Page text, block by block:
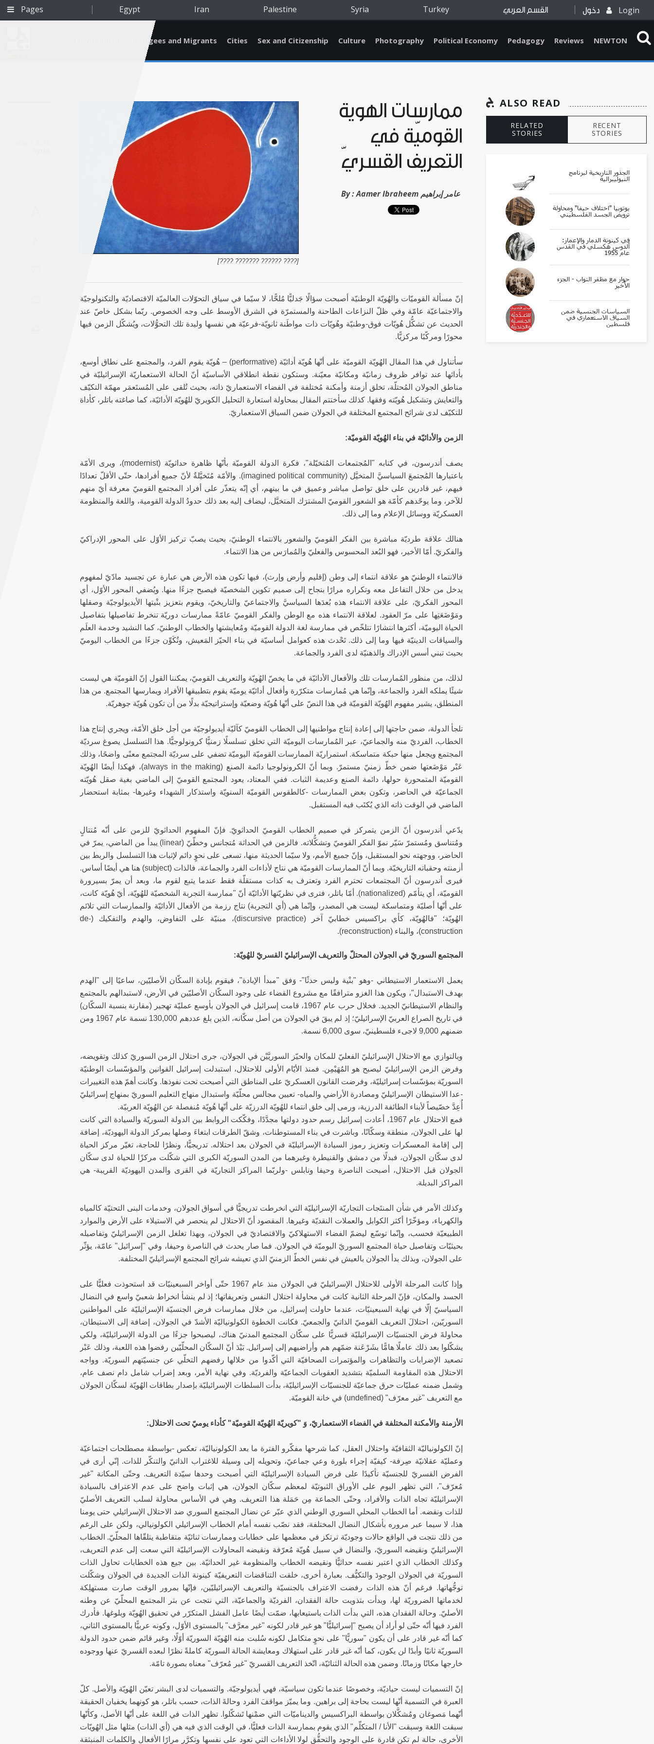
Pages Egypt Iran Palestine Syria Turkey القسم العربي دخول Login
Refugees and Migrants Cities Sex and Citizenship Culture Photography Political Economy Pedagogy Reviews NEWTON
[???? ?????? ??????? ????]
ممارسات الهُويّة
القوميّة في
التعريف القسريّ
By : Aamer Ibraheem عامر إبراهيم
إنّ مسألة القوميّات والهُويّة الوطنيّة أصبحت سؤالًا جَدليًّا مُلحًّا، لا سيّما في سياق التحوّلات العالميّة الاقتصاديّة والتكنولوجيّة
والاجتماعيّة عامّة وفي ظلّ النزاعات الطاحنة والمستمرّة في الشرق الأوسط على وجه الخصوص. ربّما بشكل خاصّ عند
الحديث عن تشكُّل هُويّات فوق-وطنيّة وهُويّات ذات مواطَنة ثانويّة-فرعيّة هي نفسها وليدة تلك التحوُّلات، ويُشكّل الزمن فيها
محورًا ومركّبًا مركزيًّا.
سأتناول في هذا المقال الهُويّة القوميّة على أنّها هُويّة أدائيّة (performative) – هُويّة يقوم الفرد، والمجتمع على نطاق أوسع،
بأدائها عند توافر ظروف زمانيّة ومكانيّة معيّنة. وستكون نقطة انطلاقي الأساسيّة أنّ الحالة الاستعماريّة الإسرائيليّة في
مناطق الجولان المُحتلّة، تخلق أزمنة وأمكنة مُختلفة في الفضاء الاستعماريّ ذاته، بحيث تُلقى على المُستَعمَر مهمّة التكيّف
والتعايش وتشكيل هُويّته وَفقها. كذلك سأختتم المقال بمحاولة استعارة التحليل الكويريّ للهُويّة الأدائيّة، كما صاغته باتلر، كأداة
للتكيّف لدى شرائح المجتمع المختلفة في الجولان ضمن السياق الاستعماريّ.
الزمن والأدائيّة في بناء الهُويّة القوميّة:
يصف أندرسون، في كتابه "المُجتمعات المُتخيّلة"، فكرة الدولة القوميّة بأنّها ظاهرة حداثويّة (modernist)، ويرى الأمّة
باعتبارها المُجتمعَ السياسيَّ المتخيَّل (imagined political community). والأمّة مُتَخيَّلةٌ لأنّ جميع أفرادها، حتّى الأقلّ تعدادًا
فيهم، غير قادرين على خلق تواصل مباشر وعميق في ما بينهم، أي إنّه يتعذّر على أفراد المجتمع القوميّ معرفة أيّ منهم
للآخر، وما يوحّدهم كأمّة هو الشعور القوميّ المشترَك المتخيَّل، ليضاف إليه بعد ذلك حدودُ الدولة القومية، واللغة والمنظومة
العسكريّة ووسائل الإعلام وما إلى ذلك.
هنالك علاقة طرديّة مباشرة بين الفكر القوميّ والشعور بالانتماء الوطنيّ، بحيث يصبّ تركيز الأوّل على المحور الإدراكيّ
والفكريّ. أمّا الأخير، فهو البُعد المحسوس والفعليّ والمُمارَس من هذا الانتماء.
فالانتماء الوطنيّ هو علاقة انتماء إلى وطن (إقليم وأرض وإرث)، فيها تكون هذه الأرض هي عبارة عن تجسيد مادّيّ لمفهوم
يدخل من خلال التفاعل معه وتكراره مرارًا بنجاح إلى صميم تكوين الشخصيّة فيصبح جزءًا منها. ويُضفي المحور الأوّل، أي
المحور الفكريّ، على علاقة الانتماء هذه بُعدَها السياسيَّ والاجتماعيّ والتاريخيّ، ويقوم بتعزيز بنْيتها الأيديولوجيّة وصقلها
ومَوْضَعَتِها على مرّ العقود. لعلاقة الانتماء هذه مع الوطن والفكر القوميّ عامّةً ممارسات دوريّة تنخرط تفاصيلها بتفاصيل
الحياة اليوميّة، أكثرها انتشارًا تتلخّص في ممارسة لغة الدولة القوميّة ومُعايشتها والخطاب الوطنيّ، كما النشيد وخدمة العلَم
والسياقات الدينيّة فيها وما إلى ذلك. تَحْدث هذه كعوامل أساسيّة في بناء الحيّز المَعيش، وتُكَوِّن جزءًا من الخطاب اليوميّ
بحيث تبني أسس الإدراك والذهنيّة لدى الفرد والجماعة.
لذلك، من منظور المُمارسات تلك والأفعال الأدائيّة في ما يخصّ الهُويّة والتعريف القوميّ، يمكننا القول إنّ القوميّة هي ليست
شيئًا يملكه الفرد والجماعة، وإنّما هي مُمارسات متكرّرة وأفعال أدائيّة يوميّة يقوم بتطبيقها الأفراد ويمارسها المجتمع. من هذا
المنطلق، يشير مفهوم الهُويّة القوميّة في هذا النصّ على أنّها هُويّة وضعيّة وإستراتيجيّة بدلًا من أن تكون هُويّة جوهريّة.
تلجأ الدولة، ضمن حاجتها إلى إعادة إنتاج مواطنيها إلى الخطاب القوميّ كآليّة أيديولوجيّة من أجل خلق الأمّة، ويجري إنتاج هذا
الخطاب، الفرديّ منه والجماعيّ، عبر المُمارسات اليوميّة التي تخلق تسلسلًا زمنيًّا كرونولوجيًّا. هذا التسلسل يصوغ سرديّة
المجتمع ويجعل منها حبكة متماسكة. استمراريّة الممارسات القوميّة اليوميّة تضفي على سرديّة المجتمع معنًى واضحًا، وذلك
عَبْر مَوْضَعتها ضمن خطّ زمنيّ مستمرّ. وبما أنّ الكرونولوجيا دائمة الصنع (always in the making)، فهكذا أيضًا الهُويّة
القوميّة المتمحورة حولها، دائمة الصنع وعديمة الثبات. ففي المعتاد، يعود المجتمع القوميّ إلى الماضي بغية صقل هُويّته
الجماعيّة في الحاضر، وتكون بعض الممارسات -كالطقوس القوميّة السنويّة واستذكار الشهداء وغيرها- بمثابة استحضار
الماضي في الوقت ذاته الذي يُكتَب فيه المستقبل.
يدّعي أندرسون أنّ الزمن يتمركز في صميم الخطاب القوميّ الحداثويّ. فإنّ المفهوم الحداثويّ للزمن على أنّه مُتتالٍ
ومُتناسق ومُستمرّ سَيّر نموّ الفكر القوميّ وتشكُّلاته. فالزمن في الحداثة مُتجانس وخطّيّ (linear) يبدأ من الماضي، يمرّ في
الحاضر، ووجهته نحو المستقبل، وإنّ جميع الأمم، ولا سيّما الحديثة منها، تسعى على نحوٍ دائم لإثبات هذا التسلسل والربط بين
أزمنته وحقباته التاريخيّة. وبما أنّ الممارسات القوميّة هي نتاج لأداءات الفرد والجماعة، فالذات (subject) هنا هي أيضًا أساس.
فيرى أندرسون أنّ المجتمعات تحترم الفرد وتعترف به كذات مستقلّة فقط عندما يتبع لقوم ما، وبعد أن يمرّ بسيرورة
القوميّة، أي يتأمّم (nationalized). أمّا باتلر، فترى في نظريّتها الأدائيّة أنّ "ممارسة التجربة الشخصيّة للهُويّة، أيّ هُويّة كانت،
على أنّها أصليّة ومتماسكة ليست هي المصدر، وإنّما هي (أي التجربة) نتاج رزمة من الأفعال الأدائيّة والممارسات التي تلائم
الهُويّة؛ "فالهُويّة، كأي براكسيس خطابيّ آخر (discursive practice)، مبنيّة على التفاوض، والهدم والتفكيك (de-
construction)، والبناء (reconstruction).
المجتمع السوريّ في الجولان المحتلّ والتعريف الإسرائيليّ القسريّ للهُويّة:
يعمل الاستعمار الاستيطاني -وهو "بنْية وليس حدثًا"- وَفق "مبدأ الإبادة"، فيقوم بإبادة السكّان الأصليّين، ساعيًا إلى "الهدم
بهدف الاستبدال"، ويكون هذا الغزو مترافقًا مع مشروع القضاء على وجود السكّان الأصليّين في الأرض، لاستبدالهم بالمجتمع
والنظام الاستيطانيّ الجديد. فخلال حرب عام 1967، قامت إسرائيل في الجولان بأوسع عمليّة تهجير (مقارنة بنسبة السكّان)
في تاريخ الصراع العربيّ الإسرائيليّ؛ إذ لم يبقَ في الجولان من أصل سكّانه، الذين بلغ عددهم 130,000 نسمة عام 1967 ومن
ضمنهم 9,000 لاجىء فلسطينيّ، سوى 6,000 نسمة.
وبالتوازي مع الاحتلال الإسرائيليّ الفعليّ للمكان والحيّز السوريَّيْن في الجولان، جرى احتلال الزمن السوريّ كذلك وتقويضه،
وفرض الزمن الإسرائيليّ ليصبح هو المُهَيْمِن. فمنذ الأيّام الأولى للاحتلال، استبدلت إسرائيل القوانين والمؤسّسات الوطنيّة
السوريّة بمؤسّسات إسرائيليّة، وفرضت القانون العسكريّ على المناطق التي أصبحت تحت نفوذها. وكانت أهمّ هذه التغييرات
-عدا الاستيطان الإسرائيليّ ومصادرة الأراضي والمياه- تعيين مجالس محلّيّة واستبدال منهاج التعليم السوريّ بمنهاج إسرائيليّ
أُعِدَّ خصّيصاً لأبناء الطائفة الدرزية، ورمى إلى خلق انتماء للهُويّة الدرزيّة على أنّها هُويّة مُنفصلة عن الهُويّة العربيّة.
فمع الاحتلال عام 1967، أعادت إسرائيل رسم حدود دولتها مجدَّدًا، وفكّكت الروابط بين الدولة السوريّة والسيادة التي كانت
لها على الجولان، منطقة وسكّانًا، وباشرت في بناء المستوطنات، وشقّ الطرقات ابتغاءَ وصلها بمركز الدولة اليهوديّة، إضافة
إلى إقامة المعسكرات وتعزيز رموز السيادة الإسرائيليّة في الجولان بعد احتلاله. تدريجيًّا، ونظرًا للحاجة، تغيّر مركز الحياة
لدى سكّان الجولان، فبدلًا من دمشق والقنيطرة وغيرهما من المدن السوريّة الكبرى التي شكّلت مركزًا للحياة لدى سكّان
الجولان قبل الاحتلال، أصبحت الناصرة وحيفا ونابلس -ولربّما المراكز التجاريّة في القرى والمدن اليهوديّة القريبة- هي
المراكز البديلة.
وكذلك الأمر في شأن المنتَجات التجاريّة الإسرائيليّة التي انخرطت تدريجيًّا في أسواق الجولان، وخدمات البنى التحتيّة كالمياه
والكهرباء، ومؤخّرًا أكثر الكوابل والعملات النقديّة وغيرها. المقصود أنّ الاحتلال لم ينحصر في الاستيلاء على الأرض والموارد
الطبيعيّة فحسب، وإنّما توسّع ليضمّ الفضاء الاستهلاكيّ والاقتصاديّ في الجولان، وبهذا تغلغل الزمن الإسرائيليّ وتفاصيله
بحيثيّات وتفاصيل حياة المجتمع السوريّ اليوميّة في الجولان. فما صار يحدث في الناصرة وحيفا، وفي "إسرائيل" عامّة، يؤثّر
على الجولان، وبذلك بدأ الجولان بالعيش في نفس الخطّ الزمنيّ الذي تعيشه شرائح المجتمع الإسرائيليّ المختلفة.
وإذا كانت المرحلة الأولى للاحتلال الإسرائيليّ في الجولان منذ عام 1967 حتّى أواخر السبعينيّات قد استحوذت فعليًّا على
الجسد والمكان، فإنّ المرحلة الثانية كانت في محاولة احتلال النفس وتعريفاتها؛ إذ لم ينشأ انخراط شعبيّ واسع في النضال
السياسيّ إلّا في نهاية السبعينيّات، عندما حاولت إسرائيل، من خلال ممارسات فرض الجنسيّة الإسرائيليّة على المواطنين
السوريّين، احتلالَ التعريف القوميّ الذاتيّ والجمعيّ. فكانت الخطوة الكولونياليّة الأشدّ في الجولان، إضافة إلى الاستيطان،
محاولةَ فرض الجنسيّات الإسرائيليّة قسريًّا على سكّان المجتمع المدنيّ هناك، ليصبحوا جزءًا من الدولة الإسرائيليّة، ولكي
يشكّلوا بعد ذلك عاملًا هامًّا بشَرْعَنة ضمّهم هم وأراضيهم إلى إسرائيل. بَيْدَ أنّ السكّان المحلّيّين رفضوا هذه اللعبة، وذلك عَبْر
تصعيد الإضرابات والتظاهرات والمؤتمرات الصحافيّة التي أكّدوا من خلالها رفضهم التخلّي عن جنسيّتهم السوريّة. وواجه
الاحتلال هذه المقاومة السلميّة بتشديد العقوبات الجماعيّة والفرديّة. وفي نهاية الأمر، وبعد إضراب شامل دام نصف عام،
وشمل ضمنه عمليّات حرق جماعيّة للجنسيّات الإسرائيليّة، بدأت السلطات الإسرائيليّة بإصدار بطاقات الهُويّة لسكّان الجولان
مع التعريف "غير معرّف" (undefined) في خانة القوميّة.
الأزمنة والأمكنة المختلفة في الفضاء الاستعماريّ، وَ "كويريّة الهُويّة القوميّة" كأداء يوميّ تحت الاحتلال:
إنّ الكولونياليّة الثقافيّة واحتلال العقل، كما شرحها مفكّرو الفترة ما بعد الكولونياليّة، تعكس -بواسطة مصطلحات اجتماعيّة
وعمليّة عقلانيّة صِرفة- كيفيّة إجراء بلورة وعي جماعيّ، وتحويله إلى وسيلة للاغتراب الذاتيّ والتنكّر للذات. إنّي أرى في
الفرض القسريّ للجنسيّة تأكيدًا على فرض السيادة الإسرائيليّة التي أصبحت وحدها سيّدة التعريف. وحتّى المكانة "غير
مُعرّف"، التي تظهر اليوم على الأوراق الثبوتيّة لمعظم سكّان الجولان، هي إثبات واضح على عدم الاعتراف بالسيادة
الإسرائيليّة تجاه الذات والأفراد، وحتّى الجماعة مِن حَمَلة هذا التعريف. وهي في الأساس محاولة لسلب التعريف الأصليّ
للذات ونقضه. أما الخطاب المحلي السوري الوطني الذي عبّر عن نضال المجتمع السوري ضد الاحتلال الإسرائيلي حتى يومنا
هذا، لا سيما عبر مروره بأشكال النضال المختلفة، فقد نصّب نفسه أمام الخطاب الإسرائيلي الكولونيالي، ولكن على الرغم
من ذلك نتجت في الواقع حالات وجوديّة ترتكز في معظمها على خطابات وممارسات ثنائيّة متقاطبة يتلقّاها المحلّيّ. الخطاب
الإسرائيليّ ونقيضه السوريّ، والنضال في سبيل هُويّة مُعرّفة ونقيضه المحاولات الإسرائيليّة التي سعت إلى عدم التعريف،
وكذلك الخطاب الذي اعتبر نفسه حداثيًّا ونقيضه الخطاب والمنظومة غير الحداثيّة. بين جيع هذه الخطابات تحاول الذات
السوريّة في الجولان الوجودَ والتكيُّف. بعبارة أخرى، خلقت التناقضات التعريفيّة كينونة الذات الجديدة في الجولان وشكّلت
توجُّهاتها. فرغم أنّ هذه الذات رفضت الاعتراف بالجنسيّة والتعريف الإسرائيليّين، فإنّها بمرور الوقت صارت مستهلِكة
لخدماتها الضروريّة لها، وبدأت بتذويت حالة الفقدان، الفرديّة والجماعيّة، التي نتجت عن بتر المجتمع المحلّيّ عن وطنه
الأصليّ. وحالة الفقدان هذه، التي بدأت الذات باستيعابها، ضمّت أيضًا عامل الفشل المتكرّر في تحقيق الهُويّة وبلوغها. فأدرك
الفرد فيها أنّه حتّى لو أراد أن يصبح "إسرائيليًّا" هو غير قادر لكونه "غير معرَّف" بالمستوى الأوّل، وكونه عربيًّا بالمستوى الثاني،
كما أنّه غير قادر على أن يكون "سوريًّا" على نحوٍ متكامل لكونه سُلبت منه الهُويّة السوريّة أوّلًا، وغير قائم ضمن حدود الدولة
السوريّة ثانيًا وأبدًا لن يكون، كما أنّه غير قادر على استهلاك ومعايشة الحالة السوريّة كاملةً نظرًا لبعده القسريّ عنها ووجوده
خارجها مكانًا وزمانًا. وضمن هذه الحالة الثنائيّة، اتّخذ التعريف القسريّ "غير مُعرّف" معناه بصورة تامّة.
إنّ التسميات ليست حياديّة، وخصوصًا عندما تكون سياسيّة، فهي أيديولوجيّة. والتسميات لدى البشر تعيّن الهُويّة والأصل. كلّ
العبرة في التسمية أنّها ليست بحاجة إلى براهين. وما يميّز مواقفَ الفرد وحالةَ الذات، حسب باتلر، هو كونهما يخفيان الحقيقة
أنّهما مَصوغان ومُشكَّلان بواسطة البراكسيس والديناميّات التي ضمْنها تَشكّلوا. تظهر الذات في اللغة على أنّها الأصل، وكأنّها
سبقت اللغة وسبقت "الأنا / المتكلّم" الذي يقوم بممارسة الذات فعليًّا، في الوقت الذي فيه هي (أي الذات) مثلها مثل الهُويّات
الأخرى، حالة لم تكن قادرة على الوجود والتحقُّق لولا الأداءات التي تعود على نفسها وتكرَّر مرارًا الأفعال والكلمات المنبثقة
ALSO READ
RELATED
STORIES
RECENT
STORIES
الجذور التاريخية لبرنامج
النيوليبرالية
يوتوبيا "اختلاف حيفا" ومحاولة
ترويض الجسد الفلسطيني
في كينونة الدمار والإعمار:
ألدوس هكسلي في القدس
عام 1955
حوار مع مظفر النواب - الجزء
الأخير
السياسات الجنسية ضمن
السياق الاستعماري في
فلسطين